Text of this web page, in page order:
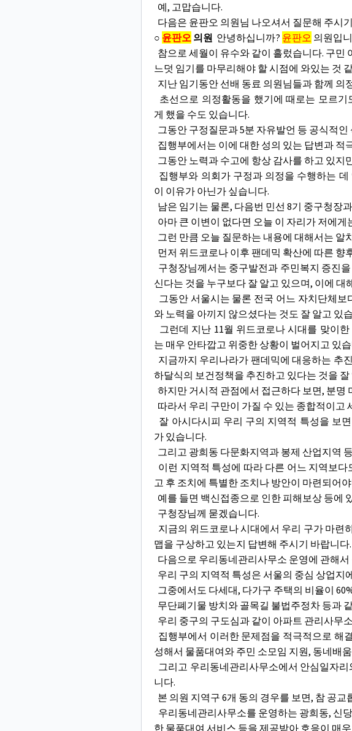
예, 고맙습니다.
다음은 윤판오 의원님 나오셔서 질문해 주시
○ 윤판오 의원 안녕하십니까? 윤판오 의원입
참으로 세월이 유수와 같이 흘렀습니다. 구민
느덧 임기를 마무리해야 할 시점에 와있는 것
지난 임기동안 선배 동료 의원님들과 함께
초선으로 의정활동을 했기에 때로는 모르
게 했을 수도 있습니다.
그동안 구정질문과 5분 자유발언 등 공식적
집행부에서는 이에 대한 성의 있는 답변과 적
그동안 노력과 수고에 항상 감사를 하고 있지
집행부와 의회가 구정과 의정을 수행하는
이 이유가 아닌가 싶습니다.
남은 임기는 물론, 다음번 민선 8기 중구청장
아마 큰 이변이 없다면 오늘 이 자리가 저에
그런 만큼 오늘 질문하는 내용에 대해서는
먼저 위드코로나 이후 팬데믹 확산에 따른
구청장님께서는 중구발전과 주민복지 증진
신다는 것을 누구보다 잘 알고 있으며, 이에 대
그동안 서울시는 물론 전국 어느 자치단체
와 노력을 아끼지 않으셨다는 것도 잘 알고 있
그런데 지난 11월 위드코로나 시대를 맞이
는 매우 안타깝고 위중한 상황이 벌어지고 있
지금까지 우리나라가 팬데믹에 대응하는 추
하달식의 보건정책을 추진하고 있다는 것을 잘
하지만 거시적 관점에서 접근하다 보면, 분명
따라서 우리 구만이 가질 수 있는 종합적이고
잘 아시다시피 우리 구의 지역적 특성을 보
가 있습니다.
그리고 광희동 다문화지역과 봉제 산업지역
이런 지역적 특성에 따라 다른 어느 지역보
고 후 조치에 특별한 조치나 방안이 마련되어
예를 들면 백신접종으로 인한 피해보상 등에
구청장님께 묻겠습니다.
지금의 위드코로나 시대에서 우리 구가 마련
맵을 구상하고 있는지 답변해 주시기 바랍니다.
다음으로 우리동네관리사무소 운영에 관해
우리 구의 지역적 특성은 서울의 중심 상업
그중에서도 다세대, 다가구 주택의 비율이
무단폐기물 방치와 골목길 불법주정차 등과
우리 중구의 구도심과 같이 아파트 관리사무
집행부에서 이러한 문제점을 적극적으로 해
성해서 물품대여와 주민 소모임 지원, 동네배
그리고 우리동네관리사무소에서 안심일자
니다.
본 의원 지역구 6개 동의 경우를 보면, 참 공
우리동네관리사무소를 운영하는 광희동, 신
한 물품대여 서비스 등을 제공받아 호응이 매